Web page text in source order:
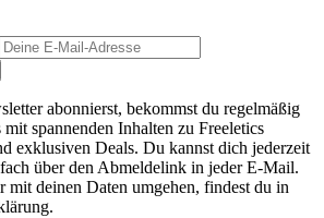
abonnierst, bekommst du regelmäßig
spannenden Inhalten zu Freeletics
exklusiven Deals. Du kannst dich jederzeit
über den Abmeldelink in jeder E-Mail.
deinen Daten umgehen, findest du in